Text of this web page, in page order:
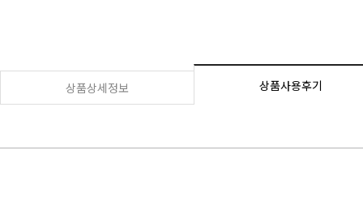
상품상세정보 상품사용후기